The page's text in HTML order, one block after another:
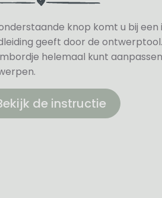
knop komt u bij
geeft door de
helemaal kunt
de instructie